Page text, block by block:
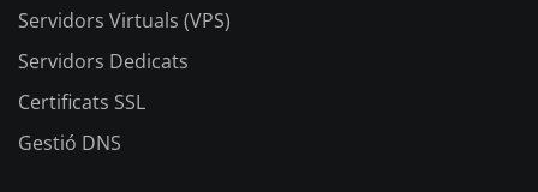
Servidors Virtuals (VPS)
Servidors Dedicats
Certificats SSL
Gestió DNS